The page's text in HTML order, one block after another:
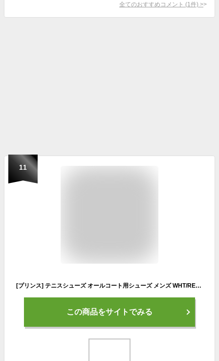
全てのおすすめコメント (1 件) >
11
[プリンス] テニスシューズ オールコート用シューズ メンズ WHT/RED (207) 26.0 cm
この商品をサイトでみる